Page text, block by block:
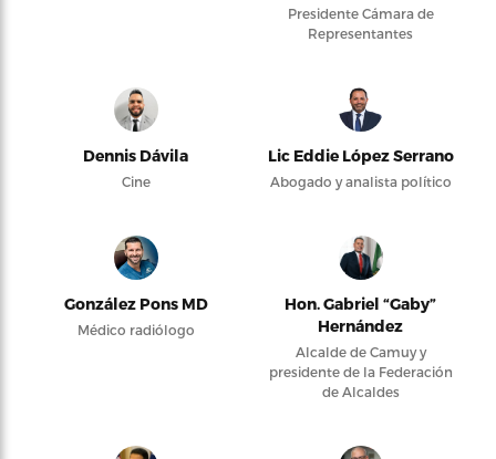
Presidente Cámara de
Representantes
Dennis Dávila
Cine
Lic Eddie López Serrano
Abogado y analista político
González Pons MD
Médico radiólogo
Hon. Gabriel “Gaby”
Hernández
Alcalde de Camuy y
presidente de la Federación
de Alcaldes